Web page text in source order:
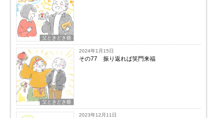
父ときどき爺
父ときどき爺
2024年1月15日
その77 振り返れば笑門来福
2023年12月11日